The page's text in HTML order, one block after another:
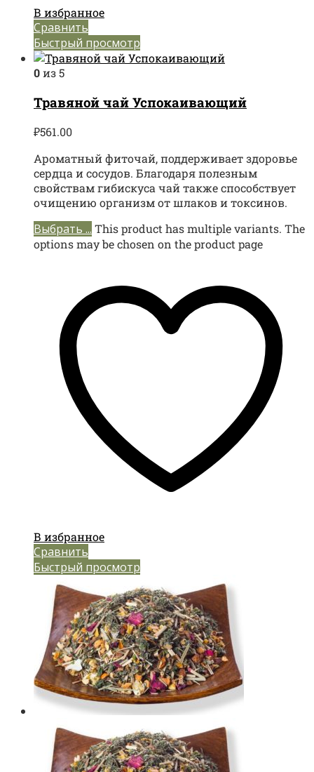
В избранное
Сравнить
Быстрый просмотр
0из 5
Травяной чай Успокаивающий
₽561.00
Ароматный фиточай, поддерживает здоровье
сердца и сосудов. Благодаря полезным
свойствам гибискуса чай также способствует
очищению организм от шлаков и токсинов.
Выбрать ... This product has multiple variants. The
options may be chosen on the product page
В избранное
Сравнить
Быстрый просмотр